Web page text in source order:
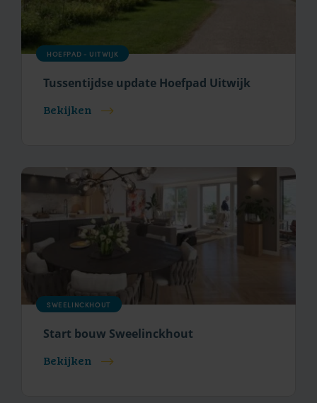
HOEFPAD - UITWIJK
Tussentijdse update Hoefpad Uitwijk
Bekijken
SWEELINCKHOUT
Start bouw Sweelinckhout
Bekijken